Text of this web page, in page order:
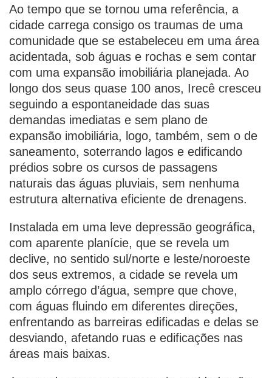
Ao tempo que se tornou uma referência, a
cidade carrega consigo os traumas de uma
comunidade que se estabeleceu em uma área
acidentada, sob águas e rochas e sem contar
com uma expansão imobiliária planejada. Ao
longo dos seus quase 100 anos, Irecê cresceu
seguindo a espontaneidade das suas
demandas imediatas e sem plano de
expansão imobiliária, logo, também, sem o de
saneamento, soterrando lagos e edificando
prédios sobre os cursos de passagens
naturais das águas pluviais, sem nenhuma
estrutura alternativa eficiente de drenagens.
Instalada em uma leve depressão geográfica,
com aparente planície, que se revela um
declive, no sentido sul/norte e leste/noroeste
dos seus extremos, a cidade se revela um
amplo córrego d’água, sempre que chove,
com águas fluindo em diferentes direções,
enfrentando as barreiras edificadas e delas se
desviando, afetando ruas e edificações nas
áreas mais baixas.